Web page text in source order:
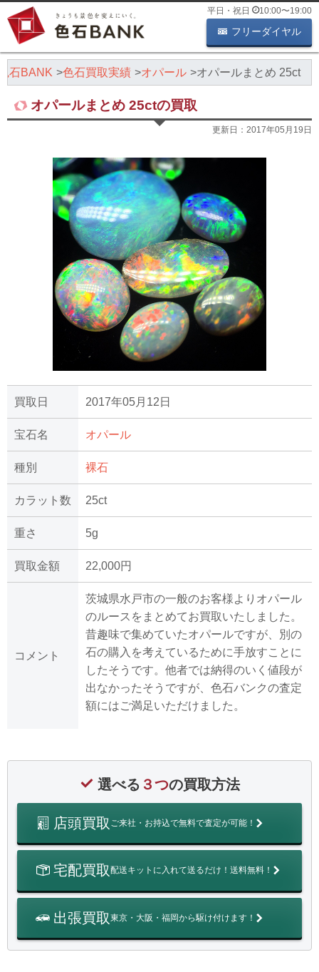
平日・祝日 10:00〜19:00
フリーダイヤル
石BANK 色石買取実績 オパール オパールまとめ 25ct
オパールまとめ 25ctの買取
更新日： 2017年05月19日
買取日 2017年05月12日
宝石名 オパール
種別 裸石
カラット数 25ct
重さ 5g
買取金額 22,000円
コメント
茨城県水戸市の一般のお客様よりオパール
のルースをまとめてお買取いたしました。
昔趣味で集めていたオパールですが、別の
石の購入を考えているために手放すことに
したそうです。他者では納得のいく値段が
出なかったそうですが、色石バンクの査定
額にはご満足いただけました。
選べる ３つの買取方法
店頭買取 ご来社・お持込で無料で査定が可能！
宅配買取配送キットに入れて送るだけ！送料無料！
出張買取東京・大阪・福岡から駆け付けます！